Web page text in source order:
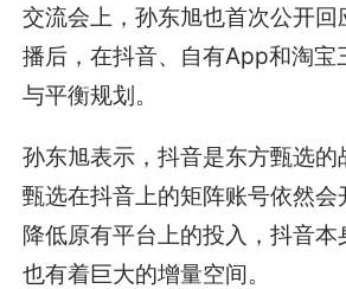
交流会上，孙东旭也首次公开回
播后，在抖音、自有App和淘宝
与平衡规划。
孙东旭表示，抖音是东方甄选
甄选在抖音上的矩阵账号依然会
降低原有平台上的投入，抖音
也有着巨大的增量空间。